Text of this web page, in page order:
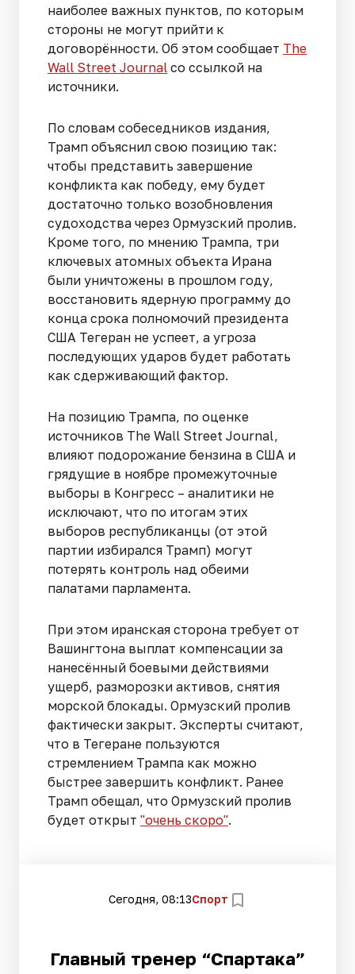
наиболее важных пунктов, по которым
стороны не могут прийти к
договорённости. Об этом сообщает The
Wall Street Journal со ссылкой на
источники.
По словам собеседников издания,
Трамп объяснил свою позицию так:
чтобы представить завершение
конфликта как победу, ему будет
достаточно только возобновления
судоходства через Ормузский пролив.
Кроме того, по мнению Трампа, три
ключевых атомных объекта Ирана
были уничтожены в прошлом году,
восстановить ядерную программу до
конца срока полномочий президента
США Тегеран не успеет, а угроза
последующих ударов будет работать
как сдерживающий фактор.
На позицию Трампа, по оценке
источников The Wall Street Journal,
влияют подорожание бензина в США и
грядущие в ноябре промежуточные
выборы в Конгресс – аналитики не
исключают, что по итогам этих
выборов республиканцы (от этой
партии избирался Трамп) могут
потерять контроль над обеими
палатами парламента.
При этом иранская сторона требует от
Вашингтона выплат компенсации за
нанесённый боевыми действиями
ущерб, разморозки активов, снятия
морской блокады. Ормузский пролив
фактически закрыт. Эксперты считают,
что в Тегеране пользуются
стремлением Трампа как можно
быстрее завершить конфликт. Ранее
Трамп обещал, что Ормузский пролив
будет открыт "очень скоро".
Сегодня, 08:13Спорт
Главный тренер “Спартака”